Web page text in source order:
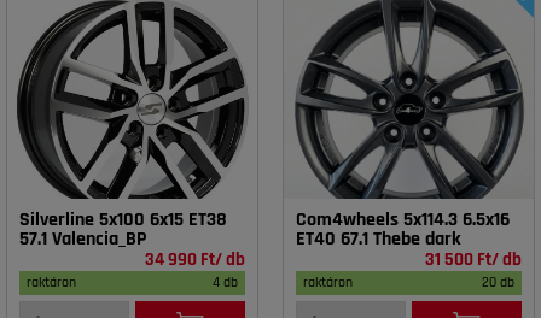
Silverline 5x100 6x15 ET38
57.1 Valencia_BP
34 990 Ft/ db
raktáron 4 db
Com4wheels 5x114.3 6.5x16
ET40 67.1 Thebe dark
31 500 Ft/ db
raktáron 20 db